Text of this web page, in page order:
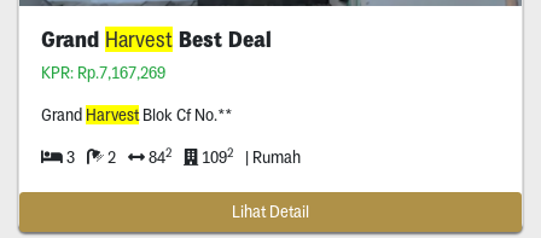
Grand HarvestBest Deal
KPR: Rp.7,167,269
Grand HarvestBlok Cf No.**
3 2 842 1092 | Rumah
Lihat Detail